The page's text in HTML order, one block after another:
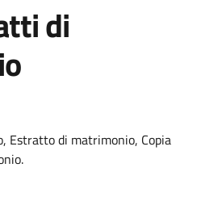
di
Estratto di matrimonio, Copia